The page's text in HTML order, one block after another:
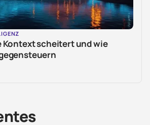
Kontext scheitert und wie